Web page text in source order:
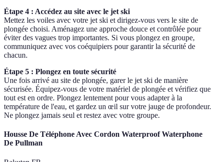
Étape 4 : Accédez au site avec le jet ski
Mettez les voiles avec votre jet ski et dirigez-vous vers le site de
plongée choisi. Aménagez une approche douce et contrôlée pour
éviter des vagues trop importantes. Si vous plongez en groupe,
communiquez avec vos coéquipiers pour garantir la sécurité de
chacun.
Étape 5 : Plongez en toute sécurité
Une fois arrivé au site de plongée, garer le jet ski de manière
sécurisée. Équipez-vous de votre matériel de plongée et vérifiez que
tout est en ordre. Plongez lentement pour vous adapter à la
température de l'eau, et gardez un œil sur votre jauge de profondeur.
Ne plongez jamais seul et restez avec votre groupe.
Housse De Téléphone Avec Cordon Waterproof Waterphone
De Pullman